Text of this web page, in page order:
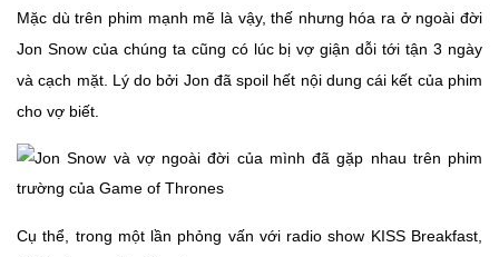
Mặc dù trên phim mạnh mẽ là vậy, thế nhưng hóa ra ở ngoài đời
Jon Snow của chúng ta cũng có lúc bị vợ giận dỗi tới tận 3 ngày
và cạch mặt. Lý do bởi Jon đã spoil hết nội dung cái kết của phim
cho vợ biết.
Cụ thể, trong một lần phỏng vấn với radio show KISS Breakfast,